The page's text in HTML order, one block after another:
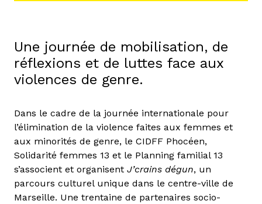
Une journée de mobilisation, de
réflexions et de luttes face aux
violences de genre.
Dans le cadre de la journée internationale pour
l’élimination de la violence faites aux femmes et
aux minorités de genre, le CIDFF Phocéen,
Solidarité femmes 13 et le Planning familial 13
s’associent et organisent J’crains dégun, un
parcours culturel unique dans le centre-ville de
Marseille. Une trentaine de partenaires socio-